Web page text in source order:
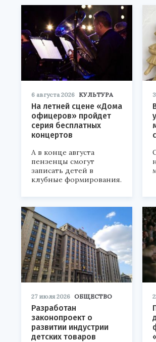
6 августа 2026 КУЛЬТУРА
На летней сцене «Дома
офицеров» пройдет
серия бесплатных
концертов
А в конце августа
пензенцы смогут
записать детей в
клубные формирования.
27 июля 2026 ОБЩЕСТВО
Разработан
законопроект о
развитии индустрии
детских товаров